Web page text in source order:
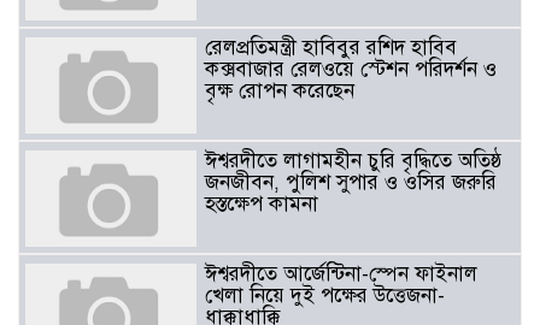
রেলপ্রতিমন্ত্রী হাবিবুর রশিদ হাবিব
কক্সবাজার রেলওয়ে স্টেশন পরিদর্শন ও
বৃক্ষ রোপন করেছেন
ঈশ্বরদীতে লাগামহীন চুরি বৃদ্ধিতে অতিষ্ঠ
জনজীবন, পুলিশ সুপার ও ওসির জরুরি
হস্তক্ষেপ কামনা ​
ঈশ্বরদীতে আর্জেন্টিনা-স্পেন ফাইনাল
খেলা নিয়ে দুই পক্ষের উত্তেজনা-
ধাক্কাধাক্কি